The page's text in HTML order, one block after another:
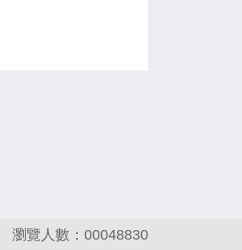
瀏覽人數：00048830